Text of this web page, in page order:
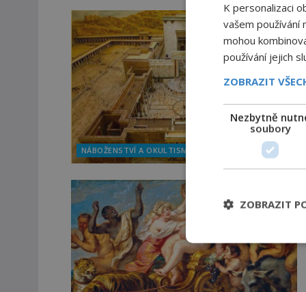
NÁBOŽENSTVÍ A OKULTISMUS
K personalizaci
vašem používání
mohou
používání jejich
ZOBRAZIT
Nezbytně
soubory
ZOBRAZIT